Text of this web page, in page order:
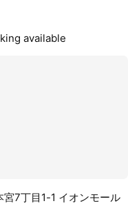
available
7丁目1-1 イオンモール